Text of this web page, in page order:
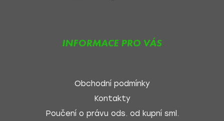
INFORMACE PRO VÁS
Obchodní podmínky
Kontakty
Poučení o právu ods. od kupní sml.